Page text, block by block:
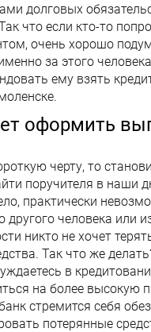
долговых
что если кто-то
очень хорошо
за этого
ему взять
оформить
черту, то
поручителя в наши
практически
другого человека или
никто не хочет
Так что же
в
на более высокую
стремится себя
потерянные